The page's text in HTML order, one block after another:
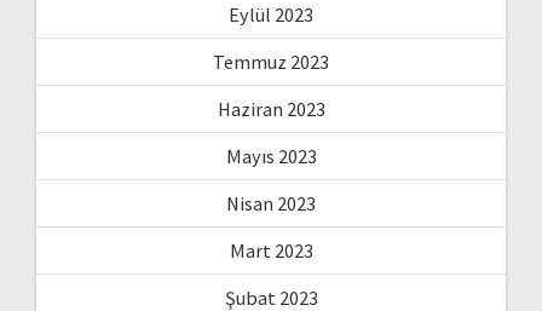
Eylül 2023
Temmuz 2023
Haziran 2023
Mayıs 2023
Nisan 2023
Mart 2023
Şubat 2023